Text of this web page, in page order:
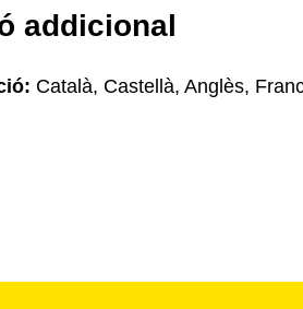
addicional
Català, Castellà, Anglès,